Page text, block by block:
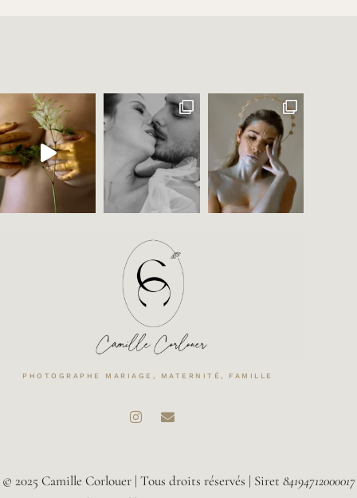
PHOTOGRAPHE MARIAGE, MATERNITÉ, FAMILLE
© 2025 Camille Corlouer | Tous droits réservés | Siret 84194712000017